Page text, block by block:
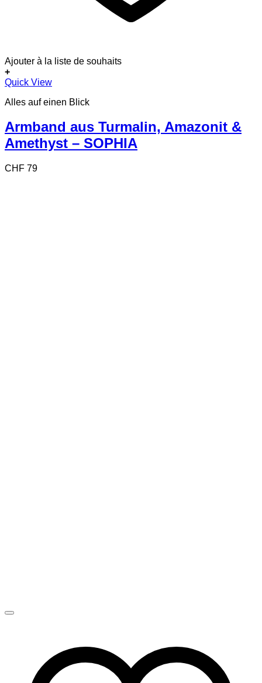
Ajouter à la liste de souhaits
+
Quick View
Alles auf einen Blick
Armband aus Turmalin, Amazonit &
Amethyst – SOPHIA
CHF 79